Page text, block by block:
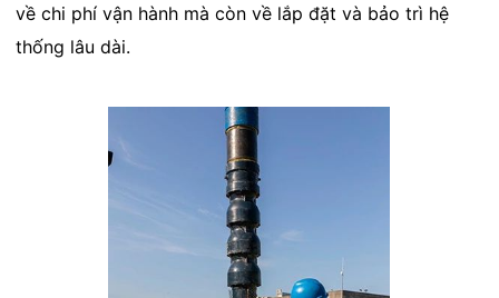
về chi phí vận hành mà còn về lắp đặt và bảo trì hệ
thống lâu dài.